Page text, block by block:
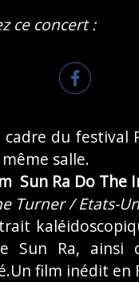
ce concert :
cadre du festival
salle.
Sun Ra Do The
Turner / Etats-
Sun Ra, ainsi
film inédit en